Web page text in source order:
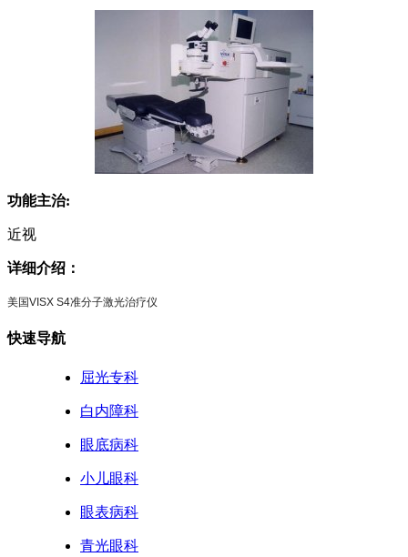
功能主治:
近视
详细介绍：
美国VISX S4准分子激光治疗仪
快速导航
屈光专科
白内障科
眼底病科
小儿眼科
眼表病科
青光眼科